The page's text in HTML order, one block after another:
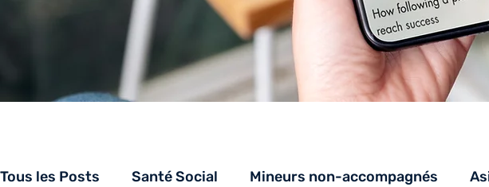
Tous les Posts Santé Social Mineurs non-accompagnés